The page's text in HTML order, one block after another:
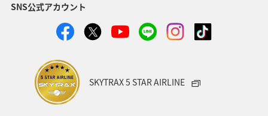
SNS公式アカウント
SKYTRAX 5 STAR AIRLINE